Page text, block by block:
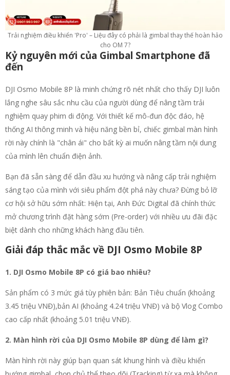
Trải nghiệm điều khiển 'Pro' – Liệu đây có phải là gimbal thay thế hoàn hảo
cho OM 7?
Kỷ nguyên mới của Gimbal Smartphone đã
đến
DJI Osmo Mobile 8P là minh chứng rõ nét nhất cho thấy DJI luôn
lắng nghe sâu sắc nhu cầu của người dùng để nâng tầm trải
nghiệm quay phim di động. Với thiết kế mô-đun độc đáo, hệ
thống AI thông minh và hiệu năng bền bỉ, chiếc gimbal màn hình
rời này chính là "chân ái" cho bất kỳ ai muốn nâng tầm nội dung
của mình lên chuẩn điện ảnh.
Bạn đã sẵn sàng để dẫn đầu xu hướng và nâng cấp trải nghiệm
sáng tạo của mình với siêu phẩm đột phá này chưa? Đừng bỏ lỡ
cơ hội sở hữu sớm nhất: Hiện tại, Anh Đức Digital đã chính thức
mở chương trình đặt hàng sớm (Pre-order) với nhiều ưu đãi đặc
biệt dành cho những khách hàng đầu tiên.
Giải đáp thắc mắc về DJI Osmo Mobile 8P
1. DJI Osmo Mobile 8P có giá bao nhiêu?
Sản phẩm có 3 mức giá tùy phiên bản: Bản Tiêu chuẩn (khoảng
3.45 triệu VNĐ),bản AI (khoảng 4.24 triệu VNĐ) và bộ Vlog Combo
cao cấp nhất (khoảng 5.01 triệu VNĐ).
2. Màn hình rời của DJI Osmo Mobile 8P dùng để làm gì?
Màn hình rời này giúp bạn quan sát khung hình và điều khiển